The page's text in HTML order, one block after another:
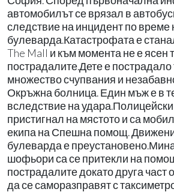
автомобилът се врязал в
следствие на инцидент по
булеварда.Катастрофата е
The Mall и към момента не е ясен
пострадалите.Дете е пострадало
множество счупвания и
Окръжна болница. Един мъж е в
вследствие на
пристигнал на мястото и са
екипа на Спешна помощ.
булеварда е
шофьори са се притекли на
пострадалите докато друга част
да се саморазправят с